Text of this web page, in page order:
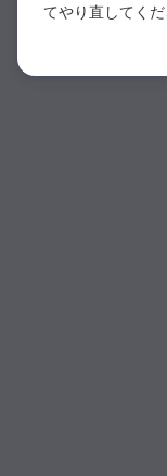
てやり直してくだ